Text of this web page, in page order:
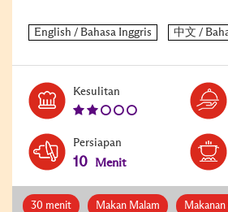
Kesulitan
Persiapan
10 Menit
30 menit Makan Malam Makanan